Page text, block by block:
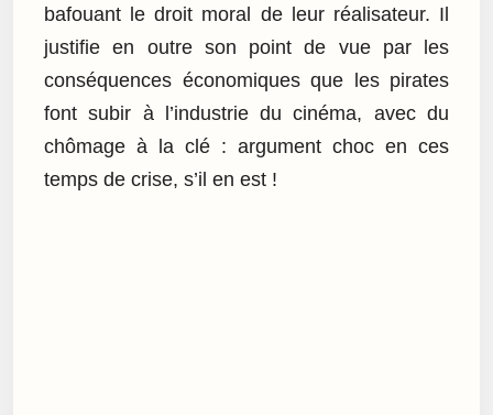
bafouant le droit moral de leur réalisateur. Il
justifie en outre son point de vue par les
conséquences économiques que les pirates
font subir à l’industrie du cinéma, avec du
chômage à la clé : argument choc en ces
temps de crise, s’il en est !